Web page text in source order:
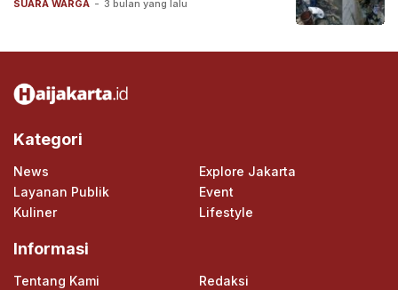
SUARA WARGA - 3 bulan yang lalu
Kategori
News
Explore Jakarta
Layanan Publik
Event
Kuliner
Lifestyle
Informasi
Tentang Kami
Redaksi